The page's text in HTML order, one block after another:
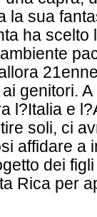
la sua
ha scelto
genitori.
l?Italia e
soli, ci
affidare a
dei
Rica per